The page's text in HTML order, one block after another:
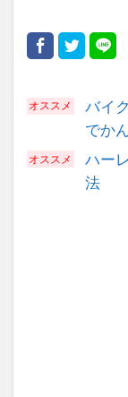
バイ
でか
ハー
法